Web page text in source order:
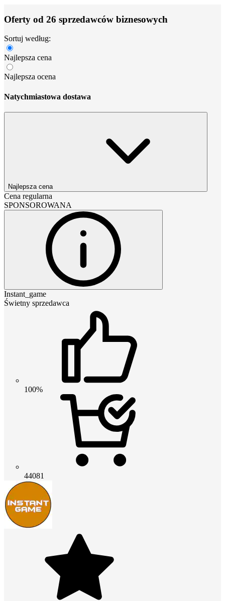
Oferty od 26 sprzedawców biznesowych
Sortuj według:
Najlepsza cena
Najlepsza ocena
Natychmiastowa dostawa
Najlepsza cena
Cena regularna
SPONSOROWANA
Instant_game
Świetny sprzedawca
100%
44081